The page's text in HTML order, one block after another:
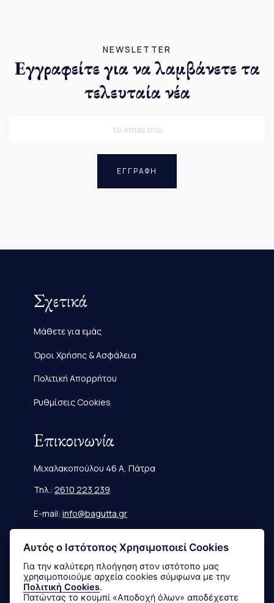
NEWSLETTER
Εγγραφείτε για να λαμβάνετε τα
τελευταία νέα
ΕΓΓΡΑΦΗ
Σχετικά
Μάθετε για εμάς
Όροι Χρήσης & Ασφάλεια
Πολιτική Απορρήτου
Ρυθμίσεις Cookies
Επικοινωνία
Μιχαλακοπούλου 46 Α, Πάτρα
Τηλ.: 2610 223 239
E-mail: info@bagutta.gr
Πληροφορίες
Μεγεθολόγιο
Αυτός ο Ιστότοπος Χρησιμοποιεί Cookies
Για την καλύτερη πλοήγηση στον ιστότοπο μας
χρησιμοποιούμε αρχεία cookies σύμφωνα με την
Πολιτική Cookies.
Πατώντας το κουμπί «Αποδοχή όλων» αποδέχεστε